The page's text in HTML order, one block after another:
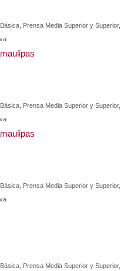
Prensa Media Superior y Superior,
Prensa Media Superior y Superior,
Prensa Media Superior y Superior,
Prensa Media Superior y Superior,